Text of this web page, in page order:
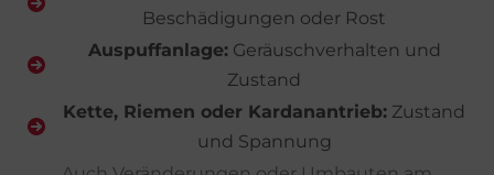
Beschädigungen oder Rost
Auspuffanlage:Geräuschverhalten und
Zustand
Kette, Riemen oder Kardanantrieb: Zustand
und Spannung